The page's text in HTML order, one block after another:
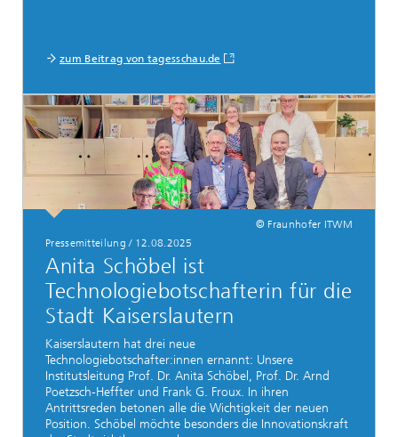
zum Beitrag von tagesschau.de
© Fraunhofer ITWM
Pressemitteilung / 12.08.2025
Anita Schöbel ist
Technologiebotschafterin für die
Stadt Kaiserslautern
Kaiserslautern hat drei neue
Technologiebotschafter:innen ernannt: Unsere
Institutsleitung Prof. Dr. Anita Schöbel, Prof. Dr. Arnd
Poetzsch-Heffter und Frank G. Froux. In ihren
Antrittsreden betonen alle die Wichtigkeit der neuen
Position. Schöbel möchte besonders die Innovationskraft